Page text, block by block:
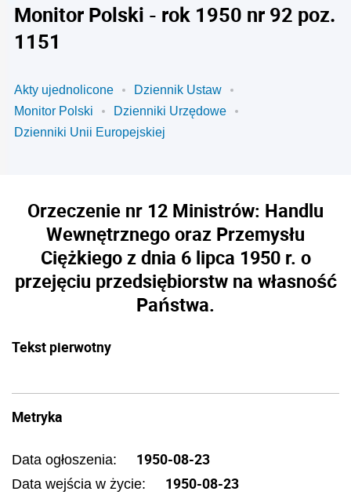
Monitor Polski - rok 1950 nr 92 poz.
1151
Akty ujednolicone
Dziennik Ustaw
Monitor Polski
Dzienniki Urzędowe
Dzienniki Unii Europejskiej
Orzeczenie nr 12 Ministrów: Handlu
Wewnętrznego oraz Przemysłu
Ciężkiego z dnia 6 lipca 1950 r. o
przejęciu przedsiębiorstw na własność
Państwa.
Tekst pierwotny
Metryka
Data ogłoszenia: 1950-08-23
Data wejścia w życie: 1950-08-23